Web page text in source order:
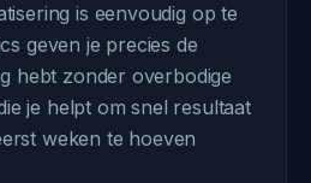
is eenvoudig op te
geven je precies de
hebt zonder overbodige
je helpt om snel resultaat
weken te hoeven